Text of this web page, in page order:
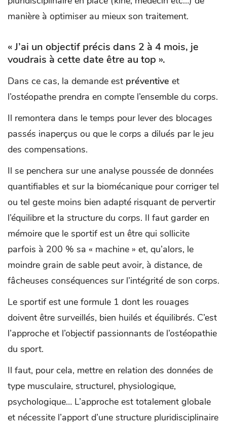
manière à optimiser au mieux son traitement.
« J’ai un objectif précis dans 2 à 4 mois, je
voudrais à cette date être au top ».
Dans ce cas, la demande est préventive et
l’ostéopathe prendra en compte l’ensemble du corps.
Il remontera dans le temps pour lever des blocages
passés inaperçus ou que le corps a dilués par le jeu
des compensations.
Il se penchera sur une analyse poussée de données
quantifiables et sur la biomécanique pour corriger tel
ou tel geste moins bien adapté risquant de pervertir
l’équilibre et la structure du corps. Il faut garder en
mémoire que le sportif est un être qui sollicite
parfois à 200 % sa « machine » et, qu’alors, le
moindre grain de sable peut avoir, à distance, de
fâcheuses conséquences sur l’intégrité de son corps.
Le sportif est une formule 1 dont les rouages
doivent être surveillés, bien huilés et équilibrés. C’est
l’approche et l’objectif passionnants de l’ostéopathie
du sport.
Il faut, pour cela, mettre en relation des données de
type musculaire, structurel, physiologique,
psychologique… L’approche est totalement globale
et nécessite l’apport d’une structure pluridisciplinaire